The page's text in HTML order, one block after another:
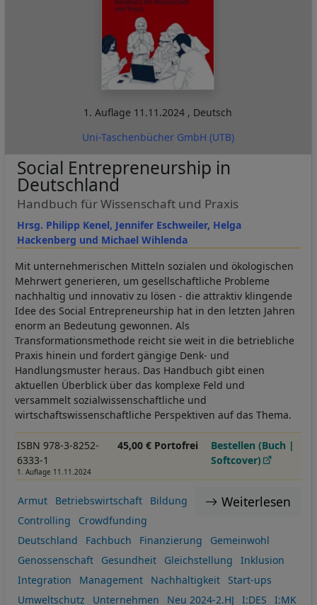
1. Auflage 11.11.2024 , Deutsch
Uni-Taschenbücher GmbH (UTB)
Hrsg. Philipp Kenel, Jennifer Eschweiler, Helga
Hackenberg und Michael Wihlenda
Social Entrepreneurship in
Deutschland
Handbuch für Wissenschaft und Praxis
Mit unternehmerischen Mitteln sozialen und ökologischen
Mehrwert generieren, um gesellschaftliche Probleme
nachhaltig und innovativ zu lösen - die attraktiv klingende
Idee des Social Entrepreneurship hat in den letzten Jahren
enorm an Bedeutung gewonnen. Als
Transformationsmethode reicht sie weit in die betriebliche
Praxis hinein und fordert gängige Denk- und
Handlungsmuster heraus. Das Handbuch gibt einen
aktuellen Überblick über das komplexe Feld und
versammelt sozialwissenschaftliche und
wirtschaftswissenschaftliche Perspektiven auf das Thema.
ISBN 978-3-8252-
6333-1
1. Auflage 11.11.2024
45,00 € Portofrei
Bestellen (Buch |
Softcover)
Weiterlesen
Armut Betriebswirtschaft
Bildung
Controlling
Crowdfunding
Deutschland
Fachbuch Finanzierung
Gemeinwohl
Genossenschaft
Gesundheit Gleichstellung
Inklusion
Integration
Management Nachhaltigkeit
Start-ups
Umweltschutz
Unternehmen Neu 2024-2.HJ I:DES
I:MK